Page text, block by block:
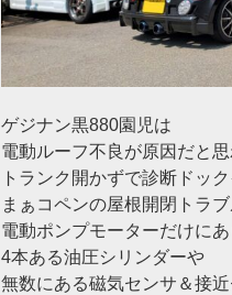
ゲジナン黒880園児は
電動ルーフ不良が原因だと
トランク開かずで診断ドック
まぁコペンの屋根開閉トラ
電動ポンプモーターだけにあ
4本ある油圧シリンダーや
無数にある磁気センサ＆接近